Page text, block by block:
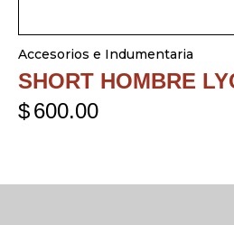
Accesorios e Indumentaria
SHORT HOMBRE
$600.00